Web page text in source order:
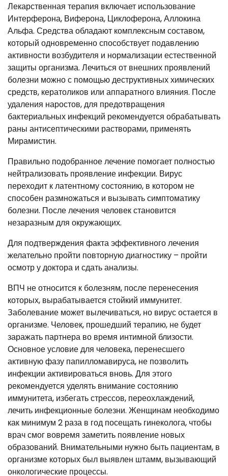
Лекарственная терапия включает использование
Интерферона, Виферона, Циклоферона, Аллокина
Альфа. Средства обладают комплексным составом,
который одновременно способствует подавлению
активности возбудителя и нормализации естественной
защиты организма. Лечиться от внешних проявлений
болезни можно с помощью деструктивных химических
средств, кератоликов или аппаратного влияния. После
удаления наростов, для предотвращения
бактериальных инфекций рекомендуется обрабатывать
раны антисептическими растворами, применять
Мирамистин.
Правильно подобранное лечение помогает полностью
нейтрализовать проявление инфекции. Вирус
переходит к латентному состоянию, в котором не
способен размножаться и вызывать симптоматику
болезни. После лечения человек становится
незаразным для окружающих.
Для подтверждения факта эффективного лечения
желательно пройти повторную диагностику – пройти
осмотр у доктора и сдать анализы.
ВПЧ не относится к болезням, после перенесения
которых, вырабатывается стойкий иммунитет.
Заболевание может вылечиваться, но вирус остается в
организме. Человек, прошедший терапию, не будет
заражать партнера во время интимной близости.
Основное условие для человека, перенесшего
активную фазу папилломавируса, не позволить
инфекции активироваться вновь. Для этого
рекомендуется уделять внимание состоянию
иммунитета, избегать стрессов, переохлаждений,
лечить инфекционные болезни. Женщинам необходимо
как минимум 2 раза в год посещать гинеколога, чтобы
врач смог вовремя заметить появление новых
образований. Внимательными нужно быть пациентам, в
организме которых был выявлен штамм, вызывающий
онкологические процессы.